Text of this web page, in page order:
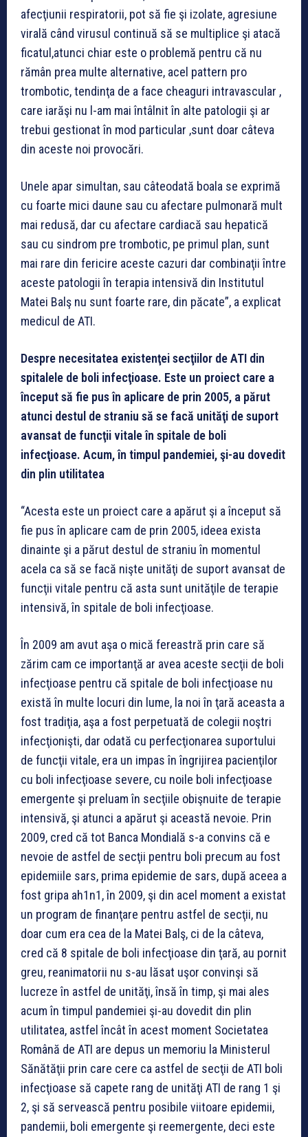
afecţiunii respiratorii, pot să fie şi izolate, agresiune
virală când virusul continuă să se multiplice şi atacă
ficatul,atunci chiar este o problemă pentru că nu
rămân prea multe alternative, acel pattern pro
trombotic, tendinţa de a face cheaguri intravascular ,
care iarăşi nu l-am mai întâlnit în alte patologii şi ar
trebui gestionat în mod particular ,sunt doar câteva
din aceste noi provocări.
Unele apar simultan, sau câteodată boala se exprimă
cu foarte mici daune sau cu afectare pulmonară mult
mai redusă, dar cu afectare cardiacă sau hepatică
sau cu sindrom pre trombotic, pe primul plan, sunt
mai rare din fericire aceste cazuri dar combinaţii între
aceste patologii în terapia intensivă din Institutul
Matei Balş nu sunt foarte rare, din păcate”, a explicat
medicul de ATI.
Despre necesitatea existenţei secţiilor de ATI din
spitalele de boli infecţioase. Este un proiect care a
început să fie pus în aplicare de prin 2005, a părut
atunci destul de straniu să se facă unităţi de suport
avansat de funcţii vitale în spitale de boli
infecţioase. Acum, în timpul pandemiei, şi-au dovedit
din plin utilitatea
“Acesta este un proiect care a apărut şi a început să
fie pus în aplicare cam de prin 2005, ideea exista
dinainte şi a părut destul de straniu în momentul
acela ca să se facă nişte unităţi de suport avansat de
funcţii vitale pentru că asta sunt unităţile de terapie
intensivă, în spitale de boli infecţioase.
În 2009 am avut aşa o mică fereastră prin care să
zărim cam ce importanţă ar avea aceste secţii de boli
infecţioase pentru că spitale de boli infecţioase nu
există în multe locuri din lume, la noi în ţară aceasta a
fost tradiţia, aşa a fost perpetuată de colegii noştri
infecţionişti, dar odată cu perfecţionarea suportului
de funcţii vitale, era un impas în îngrijirea pacienţilor
cu boli infecţioase severe, cu noile boli infecţioase
emergente şi preluam în secţiile obişnuite de terapie
intensivă, şi atunci a apărut şi această nevoie. Prin
2009, cred că tot Banca Mondială s-a convins că e
nevoie de astfel de secţii pentru boli precum au fost
epidemiile sars, prima epidemie de sars, după aceea a
fost gripa ah1n1, în 2009, şi din acel moment a existat
un program de finanţare pentru astfel de secţii, nu
doar cum era cea de la Matei Balş, ci de la câteva,
cred că 8 spitale de boli infecţioase din ţară, au pornit
greu, reanimatorii nu s-au lăsat uşor convinşi să
lucreze în astfel de unităţi, însă în timp, şi mai ales
acum în timpul pandemiei şi-au dovedit din plin
utilitatea, astfel încât în acest moment Societatea
Română de ATI are depus un memoriu la Ministerul
Sănătăţii prin care cere ca astfel de secţii de ATI boli
infecţioase să capete rang de unităţi ATI de rang 1 şi
2, şi să servească pentru posibile viitoare epidemii,
pandemii, boli emergente şi reemergente, deci este